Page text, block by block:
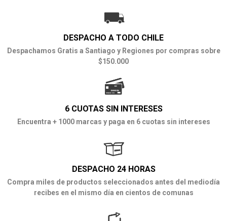
DESPACHO A TODO CHILE
Despachamos Gratis a Santiago y Regiones por compras sobre
$150.000
6 CUOTAS SIN INTERESES
Encuentra + 1000 marcas y paga en 6 cuotas sin intereses
DESPACHO 24 HORAS
Compra miles de productos seleccionados antes del mediodía
recibes en el mismo día en cientos de comunas